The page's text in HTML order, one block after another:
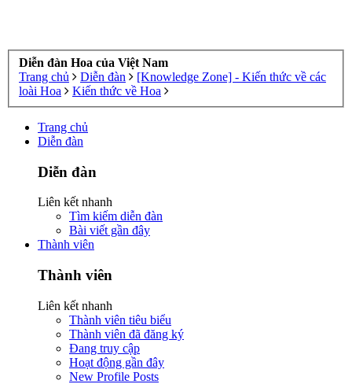
Diễn đàn Hoa của Việt Nam
Trang chủ
Diễn đàn
[Knowledge Zone] - Kiến thức về các
loài Hoa
Kiến thức về Hoa
Trang chủ
Diễn đàn
Diễn đàn
Liên kết nhanh
Tìm kiếm diễn đàn
Bài viết gần đây
Thành viên
Thành viên
Liên kết nhanh
Thành viên tiêu biểu
Thành viên đã đăng ký
Đang truy cập
Hoạt động gần đây
New Profile Posts